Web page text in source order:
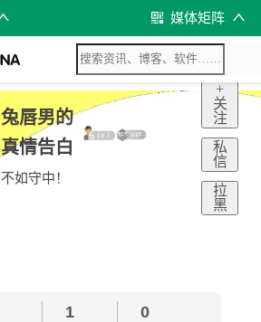
媒体矩阵
兔唇男的
真情告白
不如守中！
+
关
注
私
信
拉
黑
1 0